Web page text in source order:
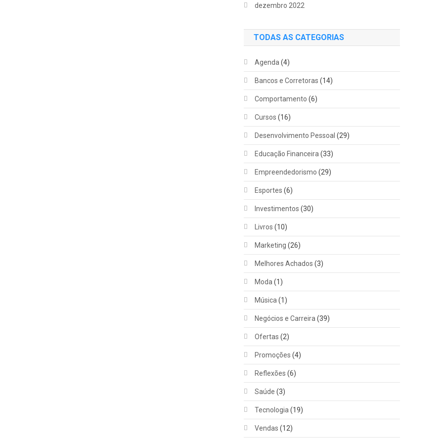
dezembro 2022
TODAS AS CATEGORIAS
Agenda (4)
Bancos e Corretoras (14)
Comportamento (6)
Cursos (16)
Desenvolvimento Pessoal (29)
Educação Financeira (33)
Empreendedorismo (29)
Esportes (6)
Investimentos (30)
Livros (10)
Marketing (26)
Melhores Achados (3)
Moda (1)
Música (1)
Negócios e Carreira (39)
Ofertas (2)
Promoções (4)
Reflexões (6)
Saúde (3)
Tecnologia (19)
Vendas (12)